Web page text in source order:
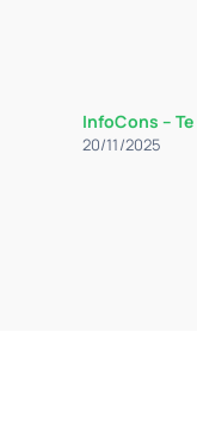
InfoCons –
20/11/2025